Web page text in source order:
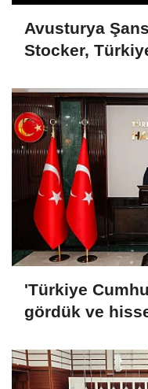
Avusturya
Stocker,
'Türkiye
gördük ve